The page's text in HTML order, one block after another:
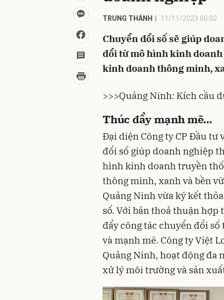
TRUNG THÀNH 11/11/2023 00:02
Chuyển đổi số sẽ giúp
đổi từ mô hình kinh
kinh doanh thông minh,
>>>Quảng Ninh: Kích cầu
Thúc đẩy mạnh mẽ...
Đại diện Công ty CP Đầu tư
đổi số giúp doanh nghiệp
hình kinh doanh truyền
thông minh, xanh và bền
Quảng Ninh vừa ký kết
số. Với bản thoả thuận hợp
đẩy công tác chuyển đổi
và mạnh mẽ. Công ty Việt
Quảng Ninh, hoạt động đa
xử lý môi trường và sản